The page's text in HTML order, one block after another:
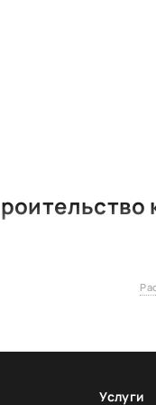
id commodi
iure eveniet voluptas
dolorem vitae,Услуги